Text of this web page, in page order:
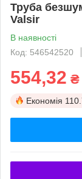
Труба
Valsir
В наявності
Код: 546542520
554,32 ₴
Економія